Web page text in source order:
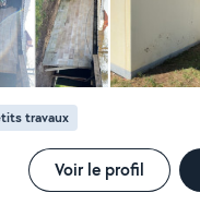
travaux
Voir le profil